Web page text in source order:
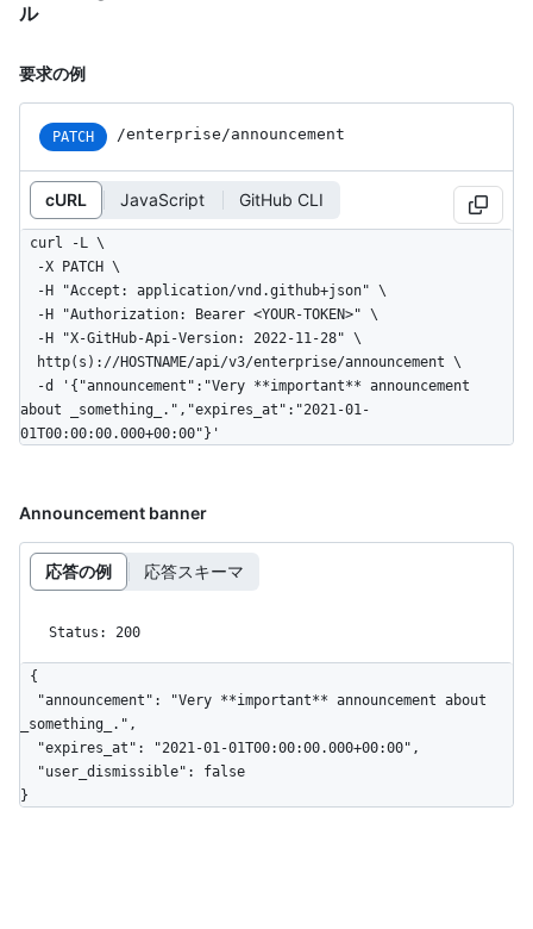
ル
要求の例
PATCH /enterprise/announcement
cURL JavaScript GitHub CLI
curl -L \
about _something_.","expires_at":"2021-01-
01T00:00:00.000+00:00"}'
Announcement banner
応答の例 応答スキーマ
Status: 200
{
_something_.",
}